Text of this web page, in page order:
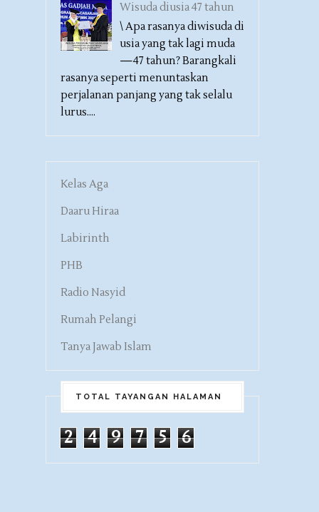
Wisuda diusia 47 tahun
\ Apa rasanya diwisuda di
usia yang tak lagi muda
—47 tahun? Barangkali
rasanya seperti menuntaskan
perjalanan panjang yang tak selalu
lurus....
Kelas Aga
Daaru Hiraa
Labirinth
PHB
Radio Nasyid
Rumah Pelangi
Tanya Jawab Islam
TOTAL TAYANGAN HALAMAN
2 4 9 7 5 6